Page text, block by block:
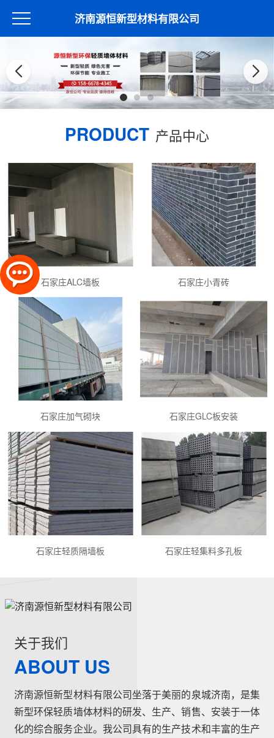
济南源恒新型材料有限公司
PRODUCT 产品中心
石家庄ALC墙板 石家庄小青砖
石家庄加气砌块 石家庄GLC板安装
石家庄轻质隔墙板 石家庄轻集料多孔板
关于我们
ABOUT US
济南源恒新型材料有限公司坐落于美丽的泉城济南，是集
新型环保轻质墙体材料的研发、生产、销售、安装于一体
化的综合服务企业。我公司具有的生产技术和丰富的生产